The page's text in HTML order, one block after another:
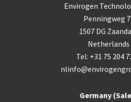
Envirogen
Penningweg
1507 DG
Netherlands
Tel: +31 75 204
Germany